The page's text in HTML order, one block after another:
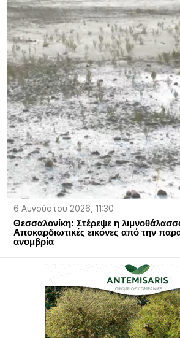
6 Αυγούστου 2026, 11:30
Θεσσαλονίκη: Στέρεψε η
Αποκαρδιωτικές εικόνες από την
ανομβρία